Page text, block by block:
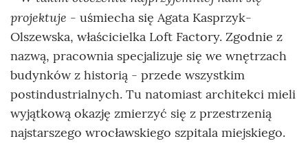
projektuje - uśmiecha się Agata Kasprzyk-
Olszewska, właścicielka Loft Factory. Zgodnie z
nazwą, pracownia specjalizuje się we wnętrzach
budynków z historią - przede wszystkim
postindustrialnych. Tu natomiast architekci mieli
wyjątkową okazję zmierzyć się z przestrzenią
najstarszego wrocławskiego szpitala miejskiego.